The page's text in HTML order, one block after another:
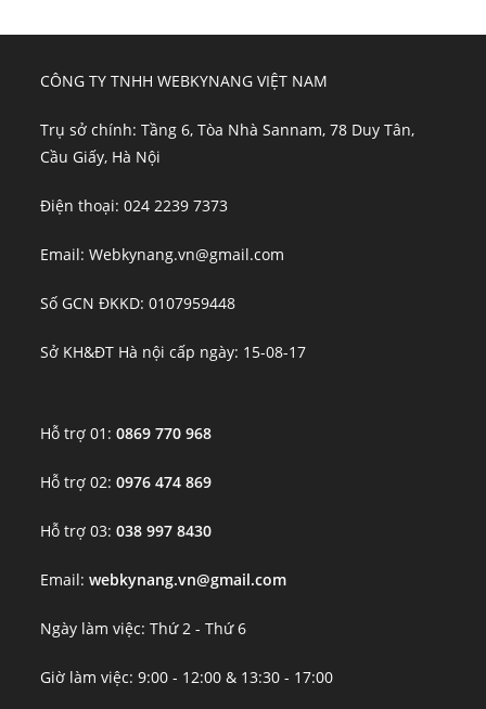
CÔNG TY TNHH WEBKYNANG VIỆT NAM
Trụ sở chính: Tầng 6, Tòa Nhà Sannam, 78 Duy Tân,
Cầu Giấy, Hà Nội
Điện thoại: 024 2239 7373
Email: Webkynang.vn@gmail.com
Số GCN ĐKKD: 0107959448
Sở KH&ĐT Hà nội cấp ngày: 15-08-17
Hỗ trợ 01:0869 770 968
Hỗ trợ 02:0976 474 869
Hỗ trợ 03:038 997 8430
Email:webkynang.vn@gmail.com
Ngày làm việc: Thứ 2 - Thứ 6
Giờ làm việc: 9:00 - 12:00 & 13:30 - 17:00